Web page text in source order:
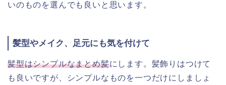
いのものを選んでも良いと思います。
髪型やメイク、足元にも気を付けて
髪型はシンプルなまとめ髪にします。髪飾りはつけて
も良いですが、シンプルなものを一つだけにしましょ